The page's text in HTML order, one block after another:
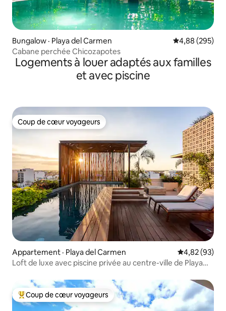
Bungalow · Playa del Carmen Note
4,88 (295)
Cabane perchée Chicozapotes
Logements à louer adaptés aux familles
et avec piscine
Coup de cœur voyageurs
Coup de cœur voyageurs
Appartement · Playa del Carmen Note
4,82 (93)
Loft de luxe avec piscine privée au centre-ville de Playa
Coup de cœur voyageurs parmi les plus aimés
Coup de cœur voyageurs